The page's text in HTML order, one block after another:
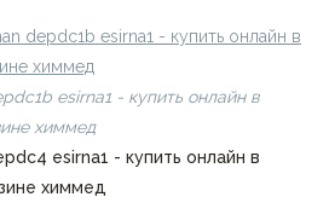
depdc1b esirna1 - купить онлайн в
химмед
esirna1 - купить онлайн в
химмед
esirna1 - купить онлайн в
химмед